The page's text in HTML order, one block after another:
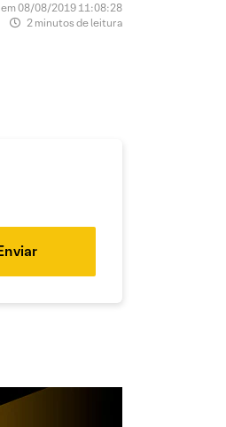
08/08/2019 11:08:28
2 minutos de leitura